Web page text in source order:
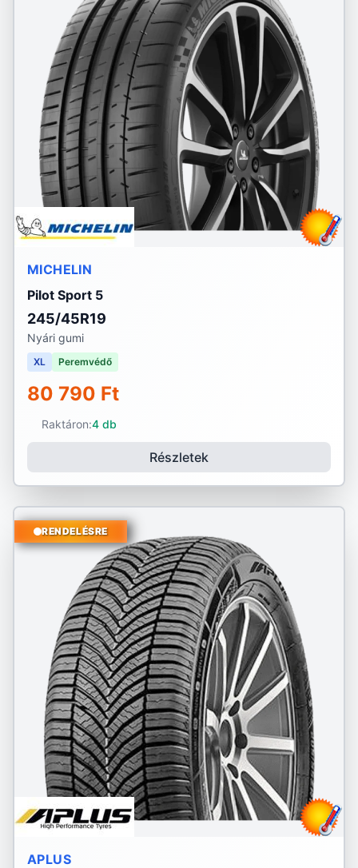
MICHELIN
Pilot Sport 5
245/45R19
Nyári gumi
XL Peremvédő
80 790 Ft
Raktáron:4 db
Részletek
RENDELÉSRE
APLUS